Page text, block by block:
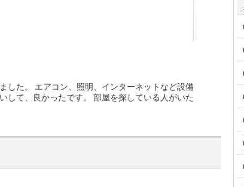
した。 エアコン、照明、インターネットなど設備
して、良かったです。 部屋を探している人がいた